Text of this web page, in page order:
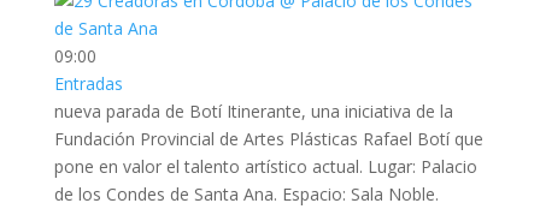
09:00
Entradas
nueva parada de Botí Itinerante, una iniciativa de la
Fundación Provincial de Artes Plásticas Rafael Botí que
pone en valor el talento artístico actual. Lugar: Palacio
de los Condes de Santa Ana. Espacio: Sala Noble.